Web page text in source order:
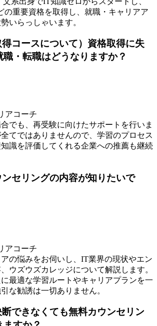
の重要資格を取得し、就職・キャリアア
いらっしゃいます。
コースについて）資格取得に失
・転職はどうなりますか？
アコーチ
でも、再受験に向けたサポートを行いま
てではありませんので、学習のプロセス
識を評価してくれる企業への推薦も継続
セリングの内容が知りたいで
アコーチ
の悩みをお伺いし、IT業界の現状やエン
ウズウズカレッジについて解説します。
最適な学習ルートやキャリアプランを一
な勧誘は一切ありません。
できなくても無料カウンセリン